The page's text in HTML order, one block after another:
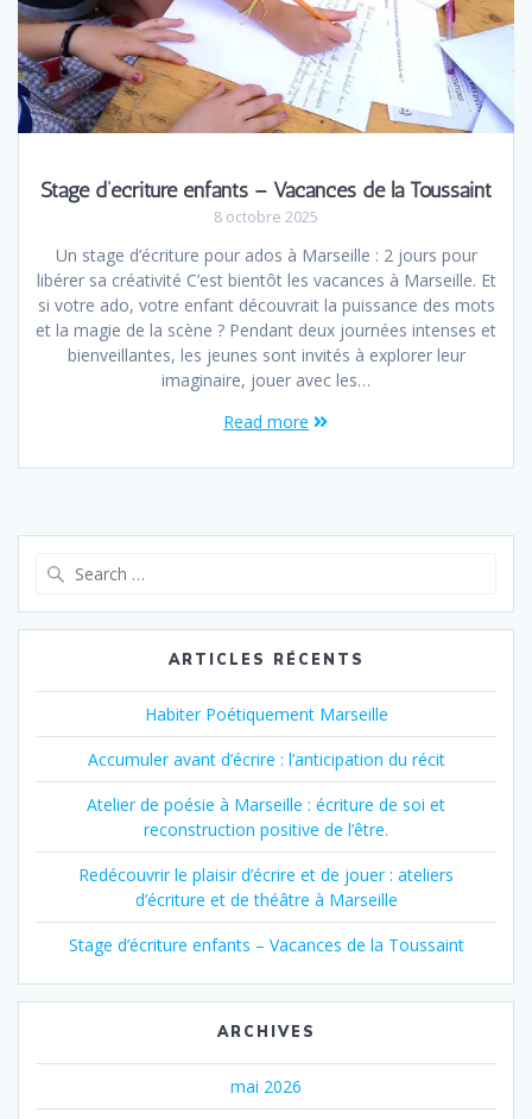
Stage d’écriture enfants – Vacances de la Toussaint
8 octobre 2025
Un stage d’écriture pour ados à Marseille : 2 jours pour
libérer sa créativité C’est bientôt les vacances à Marseille. Et
si votre ado, votre enfant découvrait la puissance des mots
et la magie de la scène ? Pendant deux journées intenses et
bienveillantes, les jeunes sont invités à explorer leur
imaginaire, jouer avec les…
Read more
ARTICLES RÉCENTS
Habiter Poétiquement Marseille
Accumuler avant d’écrire : l’anticipation du récit
Atelier de poésie à Marseille : écriture de soi et
reconstruction positive de l’être.
Redécouvrir le plaisir d’écrire et de jouer : ateliers
d’écriture et de théâtre à Marseille
Stage d’écriture enfants – Vacances de la Toussaint
ARCHIVES
mai 2026